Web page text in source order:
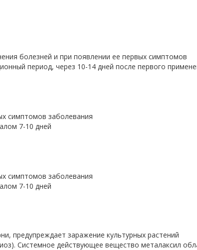
болезней и при появлении ее первых симптомов
период, через 10-14 дней после первого
симптомов заболевания
7-10 дней
симптомов заболевания
7-10 дней
предупреждает заражение культурных растений
Системное действующее вещество металаксил